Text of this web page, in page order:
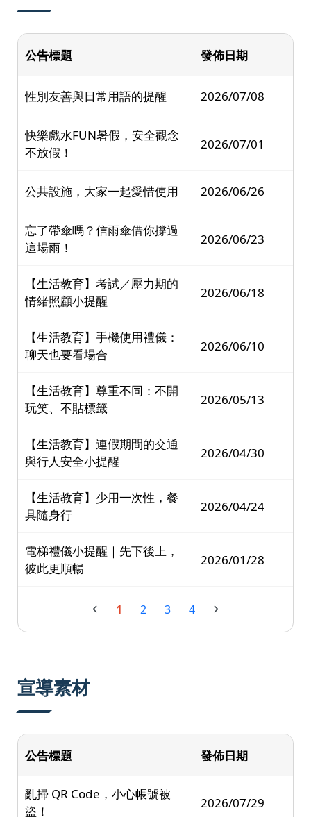
公告標題 發佈日期
性別友善與日常用語的提醒 2026/07/08
快樂戲水FUN暑假，安全觀念
不放假！
2026/07/01
公共設施，大家一起愛惜使用 2026/06/26
忘了帶傘嗎？信雨傘借你撐過
這場雨！
2026/06/23
【生活教育】考試／壓力期的
情緒照顧小提醒
2026/06/18
【生活教育】手機使用禮儀：
聊天也要看場合
2026/06/10
【生活教育】尊重不同：不開
玩笑、不貼標籤
2026/05/13
【生活教育】連假期間的交通
與行人安全小提醒
2026/04/30
【生活教育】少用一次性，餐
具隨身行
2026/04/24
電梯禮儀小提醒｜先下後上，
彼此更順暢
2026/01/28
1 2 3 4
宣導素材
公告標題 發佈日期
亂掃 QR Code，小心帳號被
盜！
2026/07/29